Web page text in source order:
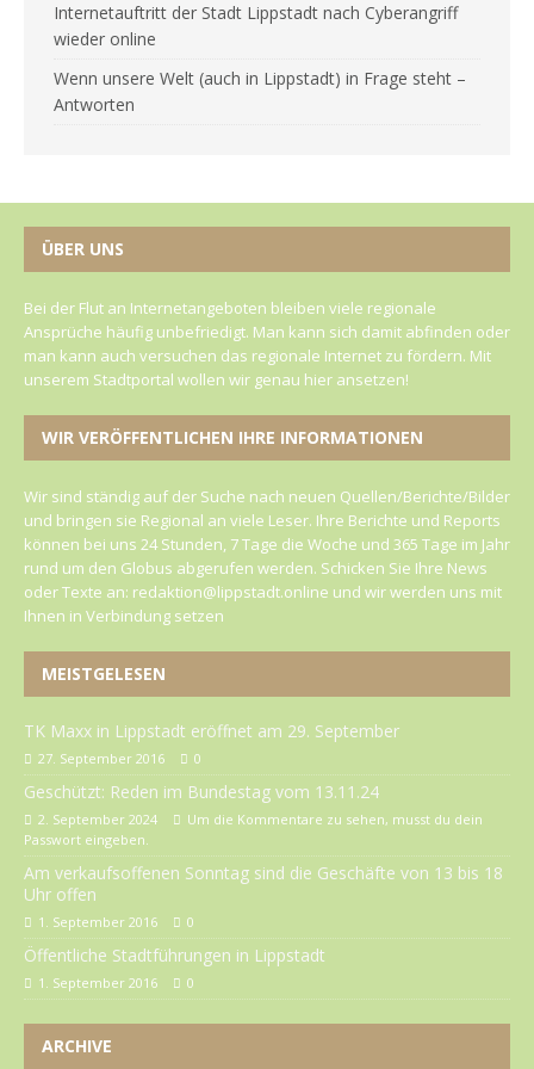
Internetauftritt der Stadt Lippstadt nach Cyberangriff
wieder online
Wenn unsere Welt (auch in Lippstadt) in Frage steht –
Antworten
ÜBER UNS
Bei der Flut an Internetangeboten bleiben viele regionale
Ansprüche häufig unbefriedigt. Man kann sich damit abfinden oder
man kann auch versuchen das regionale Internet zu fördern. Mit
unserem Stadtportal wollen wir genau hier ansetzen!
WIR VERÖFFENTLICHEN IHRE INFORMATIONEN
Wir sind ständig auf der Suche nach neuen Quellen/Berichte/Bilder
und bringen sie Regional an viele Leser. Ihre Berichte und Reports
können bei uns 24 Stunden, 7 Tage die Woche und 365 Tage im Jahr
rund um den Globus abgerufen werden. Schicken Sie Ihre News
oder Texte an: redaktion@lippstadt.online und wir werden uns mit
Ihnen in Verbindung setzen
MEISTGELESEN
TK Maxx in Lippstadt eröffnet am 29. September
27. September 2016 0
Geschützt: Reden im Bundestag vom 13.11.24
2. September 2024
Um die Kommentare zu sehen, musst du dein
Passwort eingeben.
Am verkaufsoffenen Sonntag sind die Geschäfte von 13 bis 18
Uhr offen
1. September 2016 0
Öffentliche Stadtführungen in Lippstadt
1. September 2016 0
ARCHIVE